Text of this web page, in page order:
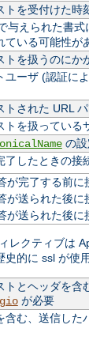
トを受付けた
与えられた書式
ている可能性が
トを扱うのにか
ユーザ (認証に
トされた URL
トを扱っている
の設
了したときの接
が完了する前に
が送られた後に
が送られた後に
レクティブは
史的に ssl が使
トとヘッダを
が必要
含む、送信した